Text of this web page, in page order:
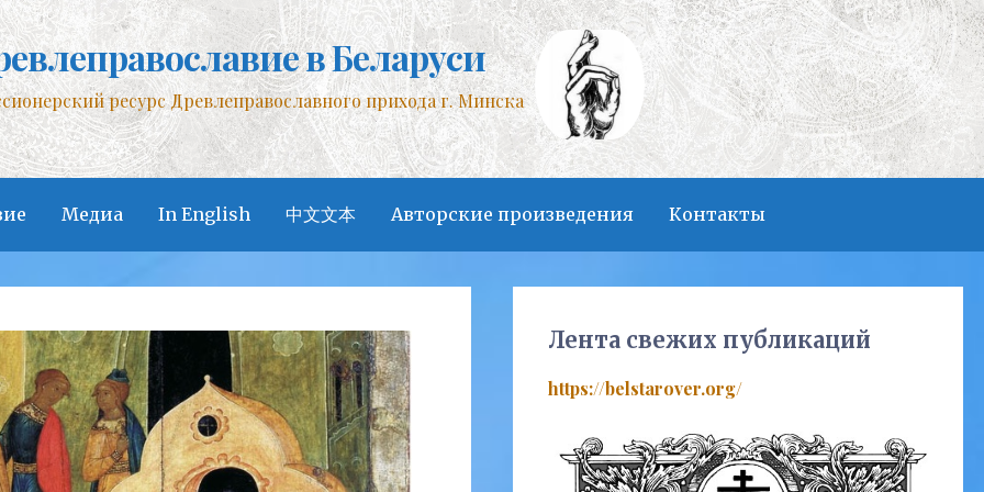
в Беларуси
ресурс Древлеправославного прихода г. Минска
Медиа In English 中文文本 Авторские произведения Контакты
Лента свежих публикаций
https://belstarover.org/